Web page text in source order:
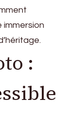
immersion
: